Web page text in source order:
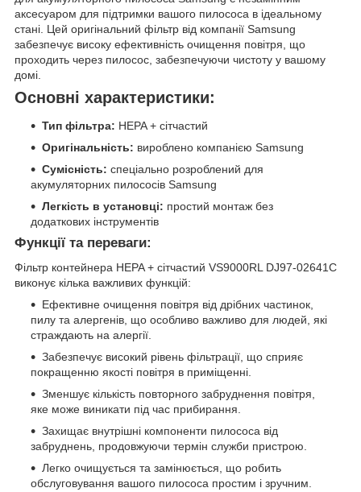
аксесуаром для підтримки вашого пилососа в ідеальному
стані. Цей оригінальний фільтр від компанії Samsung
забезпечує високу ефективність очищення повітря, що
проходить через пилосос, забезпечуючи чистоту у вашому
домі.
Основні характеристики:
Тип фільтра: HEPA + сітчастий
Оригінальність: вироблено компанією Samsung
Сумісність: спеціально розроблений для
акумуляторних пилососів Samsung
Легкість в установці: простий монтаж без
додаткових інструментів
Функції та переваги:
Фільтр контейнера HEPA + сітчастий VS9000RL DJ97-02641C
виконує кілька важливих функцій:
Ефективне очищення повітря від дрібних частинок,
пилу та алергенів, що особливо важливо для людей, які
страждають на алергії.
Забезпечує високий рівень фільтрації, що сприяє
покращенню якості повітря в приміщенні.
Зменшує кількість повторного забруднення повітря,
яке може виникати під час прибирання.
Захищає внутрішні компоненти пилососа від
забруднень, продовжуючи термін служби пристрою.
Легко очищується та замінюється, що робить
обслуговування вашого пилососа простим і зручним.